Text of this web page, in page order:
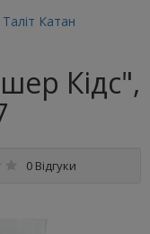
Таліт Катан
Кідс",
0 Відгуки